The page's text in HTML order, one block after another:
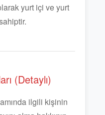
yurt içi ve yurt
(Detaylı)
ilgili kişinin